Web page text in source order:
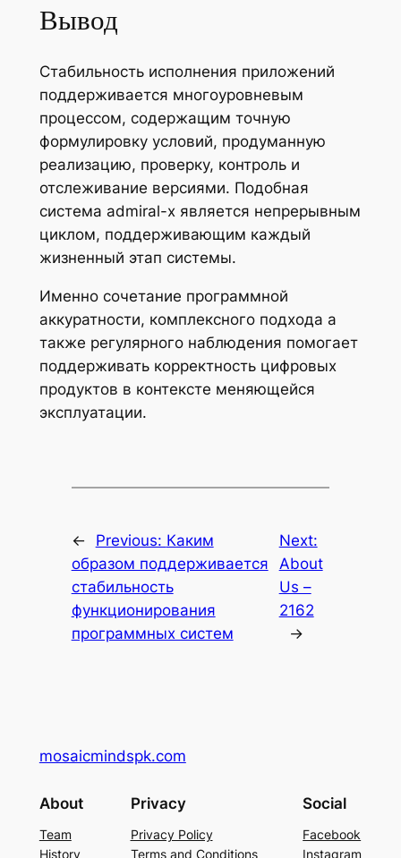
Вывод
Стабильность исполнения приложений
поддерживается многоуровневым
процессом, содержащим точную
формулировку условий, продуманную
реализацию, проверку, контроль и
отслеживание версиями. Подобная
система admiral-x является непрерывным
циклом, поддерживающим каждый
жизненный этап системы.
Именно сочетание программной
аккуратности, комплексного подхода а
также регулярного наблюдения помогает
поддерживать корректность цифровых
продуктов в контексте меняющейся
эксплуатации.
← Previous: Каким
образом поддерживается
стабильность
функционирования
программных систем
Next:
About
Us –
2162
→
mosaicmindspk.com
About
Team
History
Privacy
Privacy Policy
Terms and Conditions
Social
Facebook
Instagram